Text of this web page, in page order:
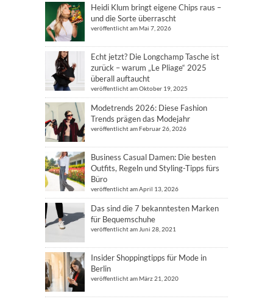
Heidi Klum bringt eigene Chips raus –
und die Sorte überrascht
veröffentlicht am Mai 7, 2026
Echt jetzt? Die Longchamp Tasche ist
zurück – warum „Le Pliage“ 2025
überall auftaucht
veröffentlicht am Oktober 19, 2025
Modetrends 2026: Diese Fashion
Trends prägen das Modejahr
veröffentlicht am Februar 26, 2026
Business Casual Damen: Die besten
Outfits, Regeln und Styling-Tipps fürs
Büro
veröffentlicht am April 13, 2026
Das sind die 7 bekanntesten Marken
für Bequemschuhe
veröffentlicht am Juni 28, 2021
Insider Shoppingtipps für Mode in
Berlin
veröffentlicht am März 21, 2020